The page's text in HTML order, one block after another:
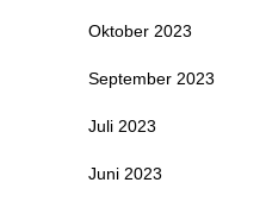
Oktober 2023
September 2023
Juli 2023
Juni 2023